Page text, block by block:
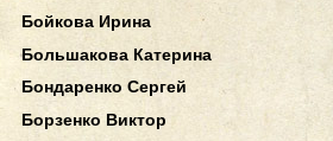
Бойкова Ирина
Большакова Катерина
Бондаренко Сергей
Борзенко Виктор